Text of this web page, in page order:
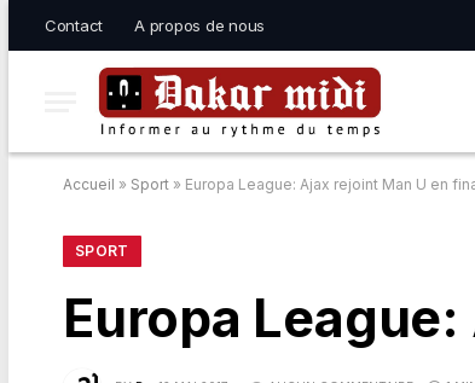
Contact A propos de nous
Accueil » Sport » Europa League: Ajax rejoint Man U en
SPORT
Europa